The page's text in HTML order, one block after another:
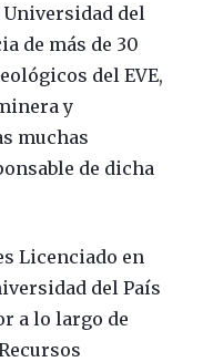
del
de más de 30
del EVE,
y
muchas
de dicha
Licenciado en
del País
a lo largo de